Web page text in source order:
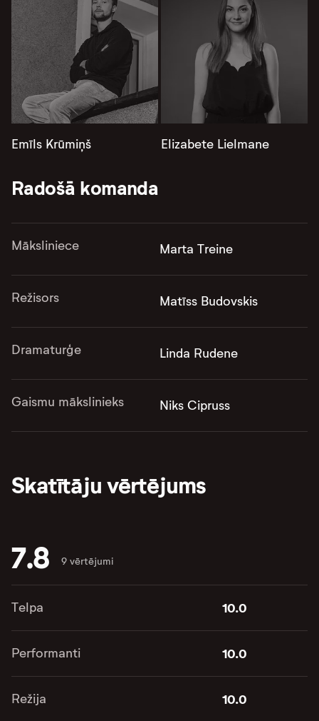
Emīls Krūmiņš Elizabete Lielmane
Radošā komanda
Māksliniece Marta Treine
Režisors Matīss Budovskis
Dramaturģe Linda Rudene
Gaismu mākslinieks Niks Cipruss
Skatītāju vērtējums
7.8 9 vērtējumi
Telpa 10.0
Performanti 10.0
Režija 10.0